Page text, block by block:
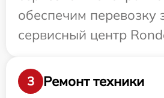
обеспечим перевозку
сервисный центр
3
Ремонт техники